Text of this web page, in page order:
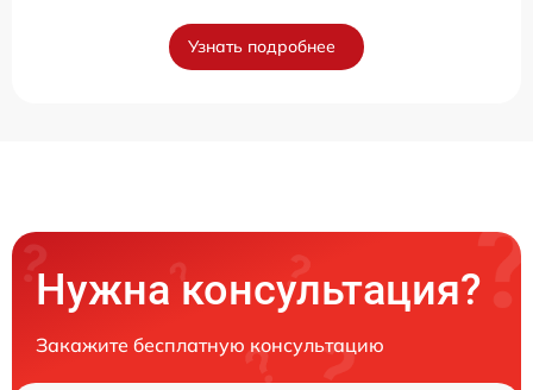
Узнать подробнее
Нужна консультация?
Закажите бесплатную консультацию